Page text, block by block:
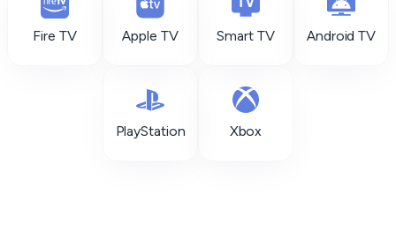
Fire TV Apple TV Smart TV Android TV
PlayStation Xbox